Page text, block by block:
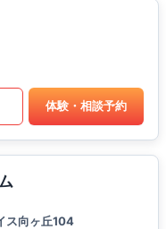
体験・相談予約
ス向ヶ丘104